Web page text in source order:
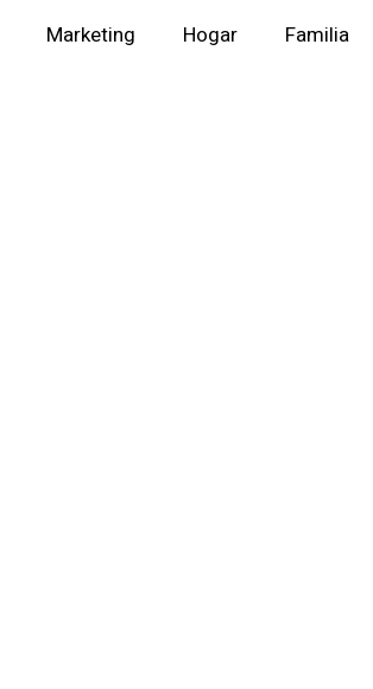
Marketing Hogar Familia